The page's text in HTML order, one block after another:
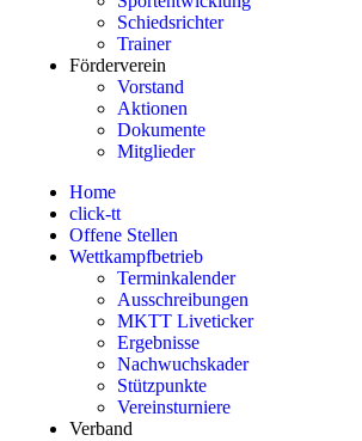
Schiedsrichter
Trainer
Förderverein
Vorstand
Aktionen
Dokumente
Mitglieder
Home
click-tt
Offene Stellen
Wettkampfbetrieb
Terminkalender
Ausschreibungen
MKTT Liveticker
Ergebnisse
Nachwuchskader
Stützpunkte
Vereinsturniere
Verband